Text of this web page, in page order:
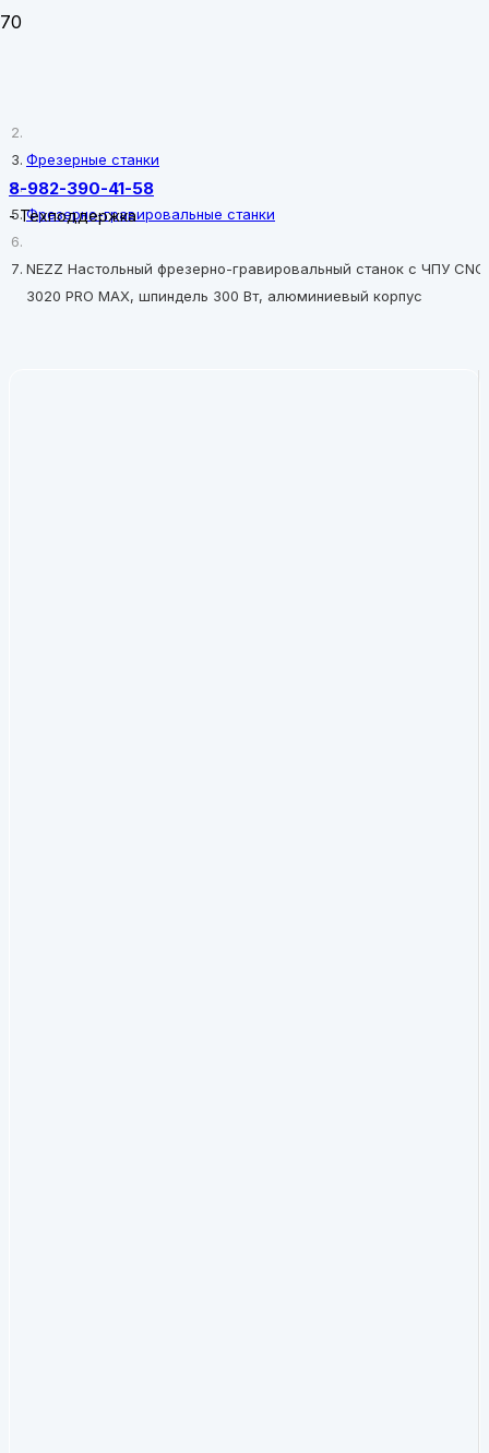
8-982-390-41-58
-Техподдержка
Фрезерные станки
Фрезерно-гравировальные станки
NEZZ Настольный фрезерно-гравировальный станок с ЧПУ CNC
3020 PRO MAX, шпиндель 300 Вт, алюминиевый корпус